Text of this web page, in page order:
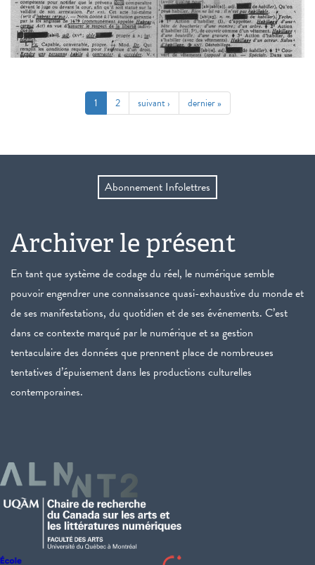
1 2 suivant › dernier »
Abonnement Infolettres
Archiver le présent
En tant que système de codage du réel, le numérique semble
pouvoir engendrer une connaissance quasi-exhaustive du monde et
de ses manifestations, du quotidien et de ses événements. C’est
dans ce contexte marqué par le numérique et sa gestion
tentaculaire des données que prennent place de nombreuses
tentatives d’épuisement dans les productions culturelles
contemporaines.